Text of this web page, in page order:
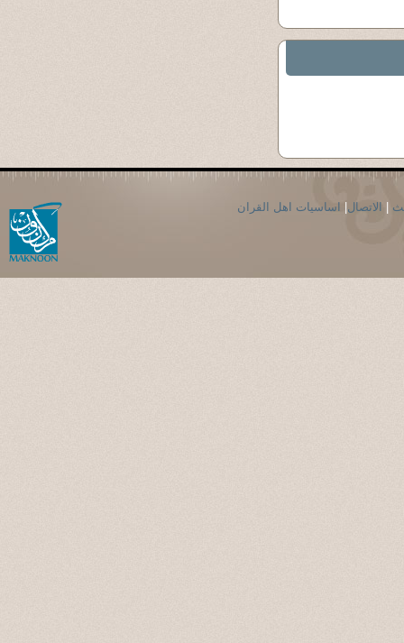
| الاتصال| اساسيات اهل القران